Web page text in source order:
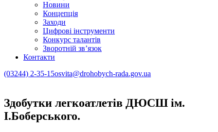
Новини
Концепція
Заходи
Цифрові інструменти
Конкурс талантів
Зворотній зв’язок
Контакти
(03244) 2-35-15osvita@drohobych-rada.gov.ua
Здобутки легкоатлетів ДЮСШ ім.
І.Боберського.